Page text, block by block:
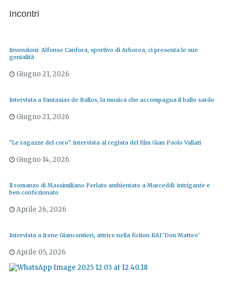
Incontri
Invenzioni: Alfonso Canfora, sportivo di Arborea, ci presenta le sue
genialità
Giugno 21, 2026
Intervista a Fantasias de Ballos, la musica che accompagna il ballo sardo
Giugno 21, 2026
"Le ragazze del coro": intervista al regista del film Gian Paolo Vallati
Giugno 14, 2026
Il romanzo di Massimiliano Perlato ambientato a Marceddì: intrigante e
ben confezionato
Aprile 26, 2026
Intervista a Irene Giancontieri, attrice nella fiction RAI 'Don Matteo'
Aprile 05, 2026